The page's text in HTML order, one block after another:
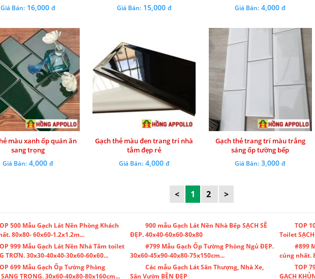
Giá Bán: 16,000đ Giá Bán:15,000 đ Giá Bán: 4,000đ
màu xanh ốp quán ăn
sang trọng
Giá Bán: 4,000đ
Gạch thẻ màu đen trang trí nhà
tắm đẹp rẻ
Giá Bán:4,000 đ
Gạch thẻ trang trí màu trắng
sáng ốp tường bếp
Giá Bán: 3,000đ
< 1 2 >
500 Mẫu Gạch Lát Nền Phòng Khách
80x80- 60x60-1.2x1.2m...
900 mẫu Gạch Lát Nền Nhà Bếp SẠCH SẼ
ĐẸP. 40x40-60x60-80x80
TOP
Toilet
999 Mẫu Gạch Lát Nền Nhà Tắm toilet
TRƠN. 30x30-40x40-30x60-60x60...
#799 Mẫu Gạch Ốp Tường Phòng Ngủ ĐẸP.
30x60-45x90-40x80-75x150cm...
#899
cúng nhất.
699 Mẫu Gạch Ốp Tường Phòng
TRỌNG. 30x60-40x80-80x160cm...
Các mẫu Gạch Lát Sân Thượng, Nhà Xe,
Sân Vườn BỀN ĐẸP
TOP
GẠCH